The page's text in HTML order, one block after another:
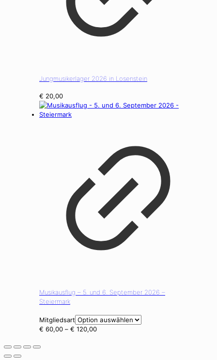
Jungmusikerlager 2026 in Losenstein
€ 20,00
Musikausflug – 5. und 6. September 2026 –
Steiermark
Mitgliedsart
€ 60,00 – € 120,00Preisspanne: